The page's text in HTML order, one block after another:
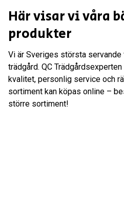
Här visar vi våra
produkter
Vi är Sveriges största
trädgård. QC
kvalitet, personlig service och
sortiment kan köpas online –
större sortiment!